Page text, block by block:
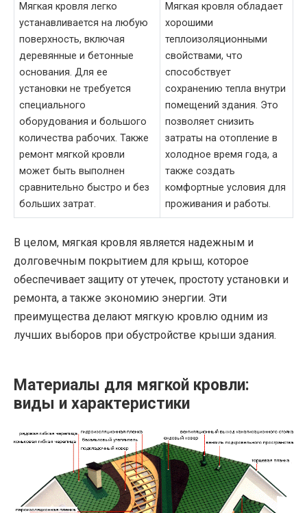
Мягкая кровля легко
устанавливается на любую
поверхность, включая
деревянные и бетонные
основания. Для ее
установки не требуется
специального
оборудования и большого
количества рабочих. Также
ремонт мягкой кровли
может быть выполнен
сравнительно быстро и без
больших затрат.
Мягкая кровля обладает
хорошими
теплоизоляционными
свойствами, что
способствует
сохранению тепла внутри
помещений здания. Это
позволяет снизить
затраты на отопление в
холодное время года, а
также создать
комфортные условия для
проживания и работы.
В целом, мягкая кровля является надежным и
долговечным покрытием для крыш, которое
обеспечивает защиту от утечек, простоту установки и
ремонта, а также экономию энергии. Эти
преимущества делают мягкую кровлю одним из
лучших выборов при обустройстве крыши здания.
Материалы для мягкой кровли:
виды и характеристики